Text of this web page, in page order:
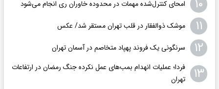
۱۰ امحای کنترل‌شده مهمات در محدوده خاوران ری انجام می‌شود
۱۱ موشک ذوالفقار در قلب تهران مستقر شد/ عکس
۱۲ سرنگونی یک فروند پهپاد متخاصم در آسمان تهران
۱۳
فردا؛ عملیات انهدام بمب‌های عمل نکرده جنگ رمضان در ارتفاعات
تهران